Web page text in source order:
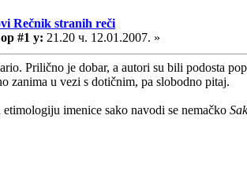
Rečnik stranih reči
#1 у: 21.20 ч. 12.01.2007. »
Prilično je dobar, a autori su bili podosta
zanima u vezi s dotičnim, pa slobodno pitaj.
etimologiju imenice sako navodi se nemačko